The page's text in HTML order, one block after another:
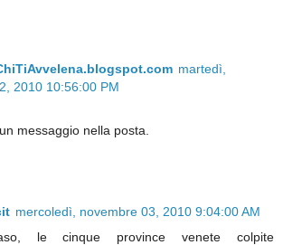
martedì,
2010 10:56:00 PM
messaggio nella posta.
mercoledì, novembre 03, 2010 9:04:00 AM
le cinque province venete colpite